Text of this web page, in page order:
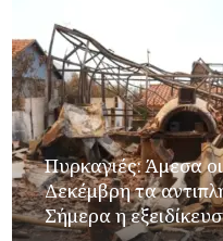
Πυρκαγιές: Άμεσα
Δεκέμβρη τα
Σήμερα η